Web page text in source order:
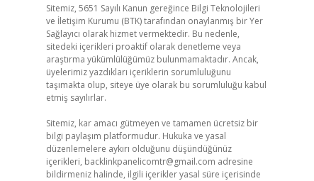
Sitemiz, 5651 Sayılı Kanun gereğince Bilgi Teknolojileri
ve İletişim Kurumu (BTK) tarafından onaylanmış bir Yer
Sağlayıcı olarak hizmet vermektedir. Bu nedenle,
sitedeki içerikleri proaktif olarak denetleme veya
araştırma yükümlülüğümüz bulunmamaktadır. Ancak,
üyelerimiz yazdıkları içeriklerin sorumluluğunu
taşımakta olup, siteye üye olarak bu sorumluluğu kabul
etmiş sayılırlar.
Sitemiz, kar amacı gütmeyen ve tamamen ücretsiz bir
bilgi paylaşım platformudur. Hukuka ve yasal
düzenlemelere aykırı olduğunu düşündüğünüz
içerikleri, backlinkpanelicomtr@gmail.com adresine
bildirmeniz halinde, ilgili içerikler yasal süre içerisinde